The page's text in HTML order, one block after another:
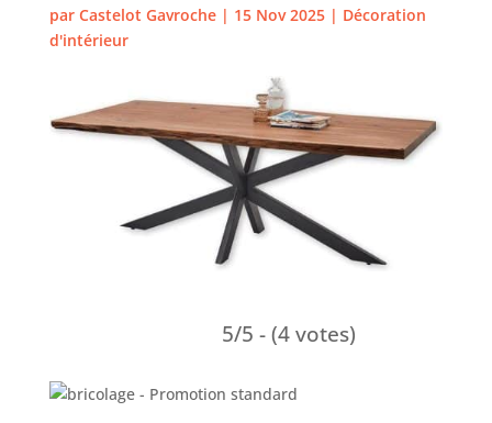
par Castelot Gavroche| 15 Nov 2025| Décoration
d'intérieur
5/5 - (4 votes)